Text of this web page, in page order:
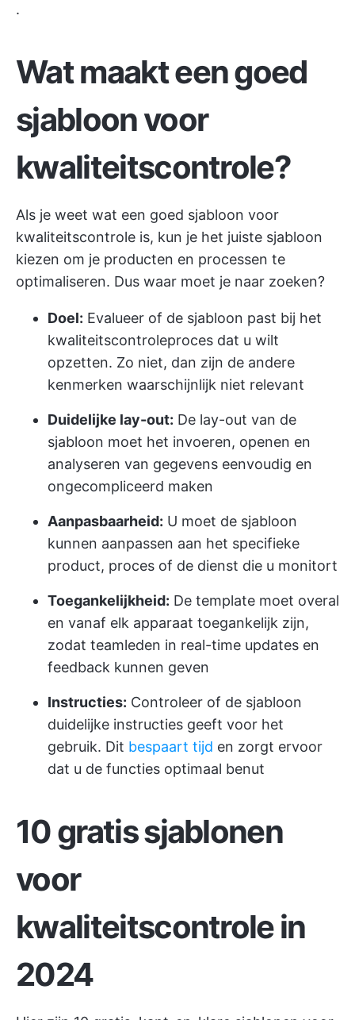
.
Wat maakt een goed
sjabloon voor
kwaliteitscontrole?
Als je weet wat een goed sjabloon voor
kwaliteitscontrole is, kun je het juiste sjabloon
kiezen om je producten en processen te
optimaliseren. Dus waar moet je naar zoeken?
Doel: Evalueer of de sjabloon past bij het
kwaliteitscontroleproces dat u wilt
opzetten. Zo niet, dan zijn de andere
kenmerken waarschijnlijk niet relevant
Duidelijke lay-out: De lay-out van de
sjabloon moet het invoeren, openen en
analyseren van gegevens eenvoudig en
ongecompliceerd maken
Aanpasbaarheid: U moet de sjabloon
kunnen aanpassen aan het specifieke
product, proces of de dienst die u monitort
Toegankelijkheid: De template moet overal
en vanaf elk apparaat toegankelijk zijn,
zodat teamleden in real-time updates en
feedback kunnen geven
Instructies: Controleer of de sjabloon
duidelijke instructies geeft voor het
gebruik. Dit bespaart tijd en zorgt ervoor
dat u de functies optimaal benut
10 gratis sjablonen
voor
kwaliteitscontrole in
2024